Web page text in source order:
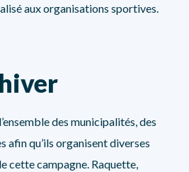
aux organisations sportives.
des municipalités, des
afin qu’ils organisent diverses
cette campagne. Raquette,